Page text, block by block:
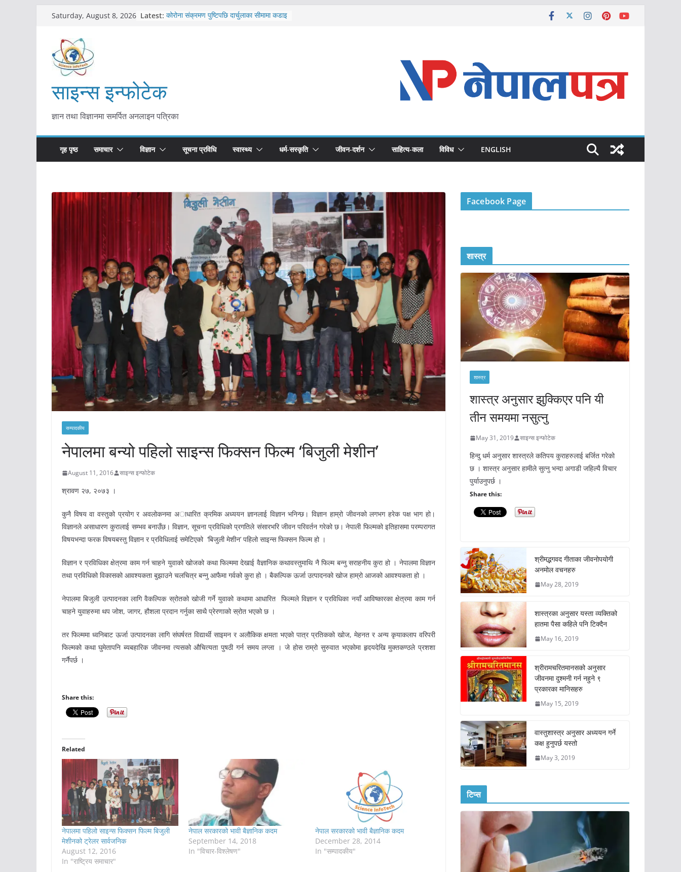
content
Saturday, August 8, 2026 Latest: कोरोना संक्रमण पुष्टिपछि दार्चुलाका सीमामा कडाइ
काभ्रेपलाञ्चोकमा आयुर्वेद स्वास्थ्योपचारतर्फ
साइन्स इन्फोटेक
ज्ञान तथा विज्ञानमा समर्पित अनलाइन पत्रिका
गृह पृष्ठ समाचार विज्ञान सूचना प्रविधि स्वास्थ्य धर्म-सस्कृति जीवन-दर्शन साहित्य-कला विविध ENGLISH
सम्पादकीय
नेपालमा बन्यो पहिलो साइन्स फिक्सन फिल्म ‘बिजुली मेशीन’
August 11, 2016 साइन्स इन्फोटेक
श्रावण २७, २०७३ ।
कुनै विषय वा वस्तुको प्रयोग र अवलोकनमा अाधारित क्रमिक अध्ययन ज्ञानलाई विज्ञान भनिन्छ। विज्ञान हाम्रो जीवनको लगभग हरेक पक्ष भाग हो।
विज्ञानले असाधारण कुरालाई सम्भव बनाउँछ। विज्ञान, सूचना प्रविधिको प्रगतिले संसारभरि जीवन परिवर्तन गरेको छ। नेपाली फिल्मको इतिहासमा परम्परागत
विषयभन्दा फरक विषयबस्तु विज्ञान र प्रविधिलाई समेटिएको ‘बिजुली मेशीन’ पहिलो साइन्स फिक्सन फिल्म हो ।
विज्ञान र प्रविधिका क्षेत्रमा काम गर्न चाहने युवाको खोजको कथा फिल्ममा देखाई वैज्ञानिक कथावस्तुमाथि नै फिल्म बन्नु सराहनीय कुरा हो । नेपालमा विज्ञान
तथा प्रविधिको विकासको आवश्यकता बुझाउने चलचित्र बन्नु आफैमा गर्वको कुरा हो । बैकल्पिक ऊर्जा उत्पादनको खोज हाम्रो आजको आवश्यकता हो ।
नेपालमा बिजुली उत्पादनका लागि वैकल्पिक स्रोतको खोजी गर्ने युवाको कथामा आधारित फिल्मले विज्ञान र प्रविधिका नयाँ आविष्कारका क्षेत्रमा काम गर्न
चाहने युवाहरुमा थप जोश, जागर, हौशला प्रदान गर्नुका साथै प्रेरणाको स्रोत भएको छ ।
तर फिल्ममा ध्वनिबाट ऊर्जा उत्पादनका लागि संघर्षरत विद्यार्थी साइमन र अलौकिक क्षमता भएको पात्र प्रतिकको खोज, मेहनत र अन्य कृयाकलाप वरिपरी
फिल्मको कथा घुमेतापनि ब्यबहारिक जीवनमा त्यसको औचित्यता पुषठी गर्न समय लग्ला । जे होस राम्रो सुरुवात भएकोमा हृदयदेखि मुक्तकण्ठले प्रशशा
गर्नैपर्छ ।
Share this:
Related
नेपालमा पहिलो साइन्स फिक्सन फिल्म बिजुली
मेशीनको ट्रेलर सार्वजनिक
August 12, 2016
In "राष्ट्रिय समाचार"
नेपाल सरकारको भावी बैज्ञानिक कदम
September 14, 2018
In "विचार-विश्‍लेषण"
नेपाल सरकारको भावी बैज्ञानिक कदम
December 28, 2014
In "सम्पादकीय"
Facebook Page
शास्त्र
शास्त्र
शास्त्र अनुसार झुक्किएर पनि यी
तीन समयमा नसुत्नु
May 31, 2019 साइन्स इन्फोटेक
हिन्दु धर्म अनुसार शास्त्रले कतिपय कुराहरुलाई बर्जित गरेको
छ । शास्त्र अनुसार हामीले सुत्नु भन्दा अगाडी जहिल्यै विचार
पुर्याउनुपर्छ ।
Share this:
श्रीमद्भगवद गीताका जीवनोपयोगी
अनमोल वचनहरु
May 28, 2019
शास्त्रका अनुसार यस्ता व्यक्तिको
हातमा पैसा कहिले पनि टिक्दैन
May 16, 2019
श्रीरामचरितमानसको अनुसार
जीवनमा दुश्मनी गर्न नहुने ९
प्रकारका मानिसहरु
May 15, 2019
वास्तुशास्त्र अनुसार अध्ययन गर्ने
कक्ष हुनुपर्छ यस्तो
May 3, 2019
टिप्स